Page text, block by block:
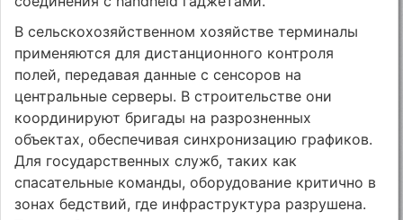
В сельскохозяйственном хозяйстве терминалы
применяются для дистанционного контроля
полей, передавая данные с сенсоров на
центральные серверы. В строительстве они
координируют бригады на разрозненных
объектах, обеспечивая синхронизацию графиков.
Для государственных служб, таких как
спасательные команды, оборудование критично в
зонах бедствий, где инфраструктура разрушена.